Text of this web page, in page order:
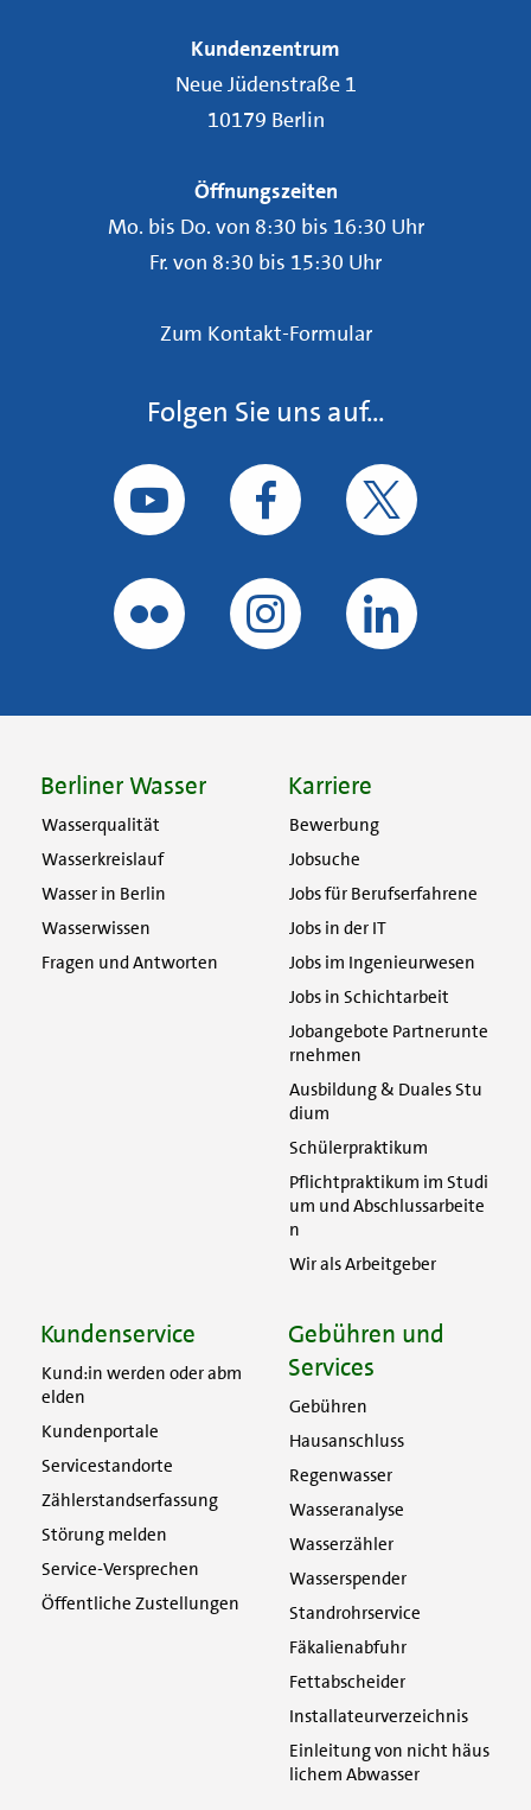
Kundenzentrum
Neue Jüdenstraße 1
10179 Berlin
Öffnungszeiten
Mo. bis Do. von 8:30 bis 16:30 Uhr
Fr. von 8:30 bis 15:30 Uhr
Zum Kontakt-Formular
Folgen Sie uns auf...
Berliner Wasser
Wasserqualität
Wasserkreislauf
Wasser in Berlin
Wasserwissen
Fragen und Antworten
Karriere
Bewerbung
Jobsuche
Jobs für Berufserfahrene
Jobs in der IT
Jobs im Ingenieurwesen
Jobs in Schichtarbeit
Jobangebote Partnerunte
rnehmen
Ausbildung & Duales Stu
dium
Schülerpraktikum
Pflichtpraktikum im Studi
um und Abschlussarbeite
n
Wir als Arbeitgeber
Kundenservice
Kund:in werden oder abm
elden
Kundenportale
Servicestandorte
Zählerstandserfassung
Störung melden
Service-Versprechen
Öffentliche Zustellungen
Gebühren und
Services
Gebühren
Hausanschluss
Regenwasser
Wasseranalyse
Wasserzähler
Wasserspender
Standrohrservice
Fäkalienabfuhr
Fettabscheider
Installateurverzeichnis
Einleitung von nicht häus
lichem Abwasser